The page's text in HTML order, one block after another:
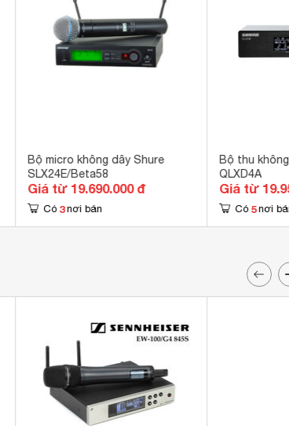
Bộ micro không dây Shure
SLX24E/Beta58
Giá từ 19.690.000 đ
Có 3 nơi bán
Bộ thu
QLXD4A
Giá từ
Có 5 nơi